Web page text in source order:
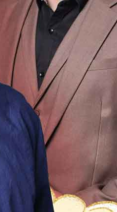
1974 1973 1972 1971
1952 1951 1950
1929 1928 1927 1926
1907 1906 1905
19 18 17
11 8
45
14